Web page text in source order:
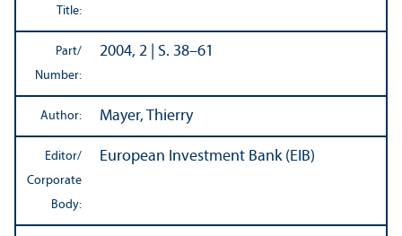
Title:
Part/
Number:
2004, 2 | S. 38–61
Author: Mayer, Thierry
Editor/
Corporate
Body:
European Investment Bank (EIB)